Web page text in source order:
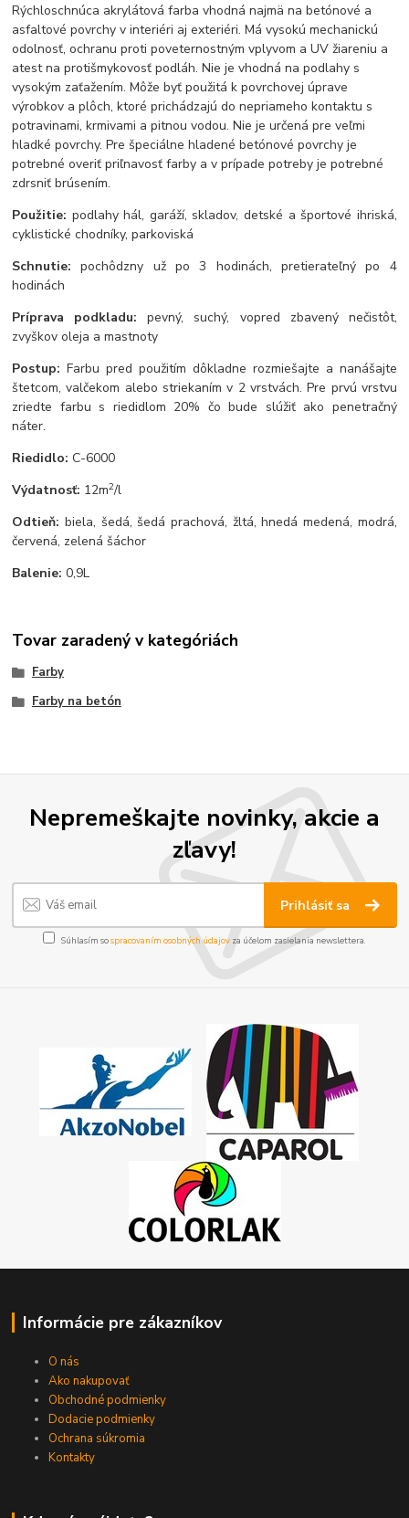
Rýchloschnúca akrylátová farba vhodná najmä na betónové a
asfaltové povrchy v interiéri aj exteriéri. Má vysokú mechanickú
odolnosť, ochranu proti poveternostným vplyvom a UV žiareniu a
atest na protišmykovosť podláh. Nie je vhodná na podlahy s
vysokým zaťažením. Môže byť použitá k povrchovej úprave
výrobkov a plôch, ktoré prichádzajú do nepriameho kontaktu s
potravinami, krmivami a pitnou vodou. Nie je určená pre veľmi
hladké povrchy. Pre špeciálne hladené betónové povrchy je
potrebné overiť priľnavosť farby a v prípade potreby je potrebné
zdrsniť brúsením.
Použitie: podlahy hál, garáží, skladov, detské a športové ihriská,
cyklistické chodníky, parkoviská
Schnutie:pochôdzny už po 3 hodinách, pretierateľný po 4
hodinách
Príprava podkladu: pevný, suchý, vopred zbavený nečistôt,
zvyškov oleja a mastnoty
Postup:Farbu pred použitím dôkladne rozmiešajte a nanášajte
štetcom, valčekom alebo striekaním v 2 vrstvách. Pre prvú vrstvu
zriedte farbu s riedidlom 20% čo bude slúžiť ako penetračný
náter.
Riedidlo: C-6000
Výdatnosť: 12m2/l
Odtieň: biela, šedá, šedá prachová, žltá, hnedá medená, modrá,
červená, zelená šáchor
Balenie: 0,9L
Tovar zaradený v kategóriách
Farby
Farby na betón
Nepremeškajte novinky, akcie a
zľavy!
Prihlásiť sa
Súhlasím sospracovaním osobných údajov za účelom zasielania newslettera.
Informácie pre zákazníkov
O nás
Ako nakupovať
Obchodné podmienky
Dodacie podmienky
Ochrana súkromia
Kontakty